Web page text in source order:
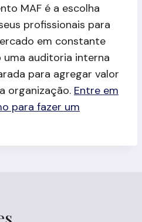
MAF é a escolha
profissionais para
em constante
auditoria interna
para agregar valor
organização. Entre em
para fazer um